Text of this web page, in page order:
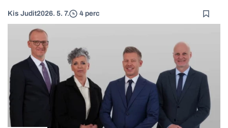
Kis Judit2026. 5. 7. 4 perc